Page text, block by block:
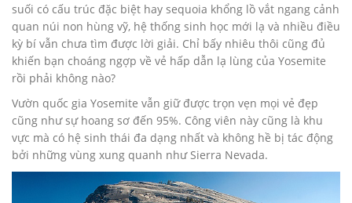
suối có cấu trúc đặc biệt hay sequoia khổng lồ vắt ngang cảnh
quan núi non hùng vỹ, hệ thống sinh học mới lạ và nhiều điều
kỳ bí vẫn chưa tìm được lời giải. Chỉ bấy nhiêu thôi cũng đủ
khiến bạn choáng ngợp về vẻ hấp dẫn lạ lùng của Yosemite
rồi phải không nào?
Vườn quốc gia Yosemite vẫn giữ được trọn vẹn mọi vẻ đẹp
cũng như sự hoang sơ đến 95%. Công viên này cũng là khu
vực mà có hệ sinh thái đa dạng nhất và không hề bị tác động
bởi những vùng xung quanh như Sierra Nevada.